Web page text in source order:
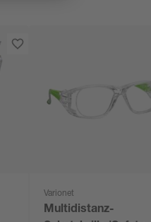
Varionet
Multidistanz-